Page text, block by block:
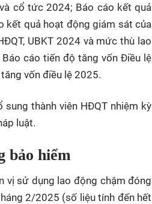
cổ tức 2024; Báo cáo kết quả
kết quả hoạt động giám sát của
UBKT 2024 và mức thù lao
cáo tiến độ tăng vốn Điều lệ
vốn điều lệ 2025.
thành viên HĐQT nhiệm kỳ
luật.
bảo hiểm
vị sử dụng lao động chậm đóng
2/2025 (số liệu tính đến hết